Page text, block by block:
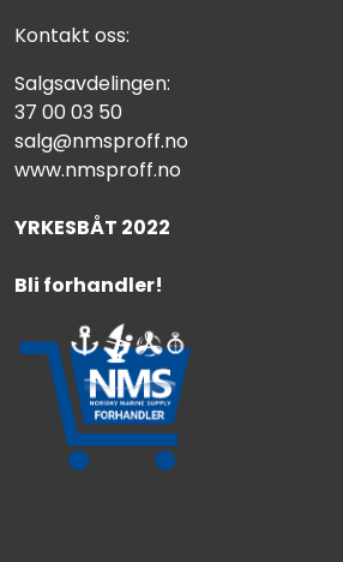
Kontakt oss:
Salgsavdelingen:
37 00 03 50
salg@nmsproff.no
www.nmsproff.no
YRKESBÅT 2022
Bli forhandler!